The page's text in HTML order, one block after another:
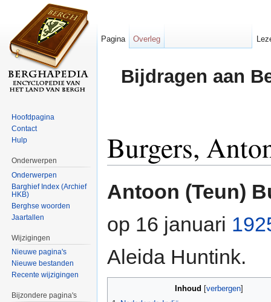
Bijdragen aan
Burgers,
Antoon (Teun)
op 16 januari
Aleida Huntink.
Inhoud verbergen]
Pagina Overleg
Hoofdpagina
Contact
Hulp
Onderwerpen
Onderwerpen
Barghief Index (Archief
HKB)
Berghse woorden
Jaartallen
Wijzigingen
Nieuwe pagina's
Nieuwe bestanden
Recente wijzigingen
Bijzondere pagina's